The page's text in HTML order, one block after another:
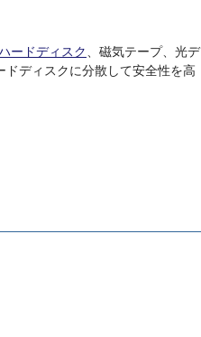
ードディスク
、磁気テープ、光デ
ドディスクに分散して安全性を高